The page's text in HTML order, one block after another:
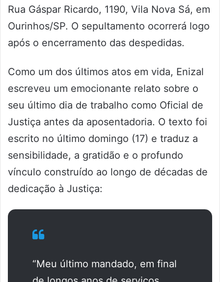
Rua Gáspar Ricardo, 1190, Vila Nova Sá, em
Ourinhos/SP. O sepultamento ocorrerá logo
após o encerramento das despedidas.
Como um dos últimos atos em vida, Enizal
escreveu um emocionante relato sobre o
seu último dia de trabalho como Oficial de
Justiça antes da aposentadoria. O texto foi
escrito no último domingo (17) e traduz a
sensibilidade, a gratidão e o profundo
vínculo construído ao longo de décadas de
dedicação à Justiça:
“Meu último mandado, em final